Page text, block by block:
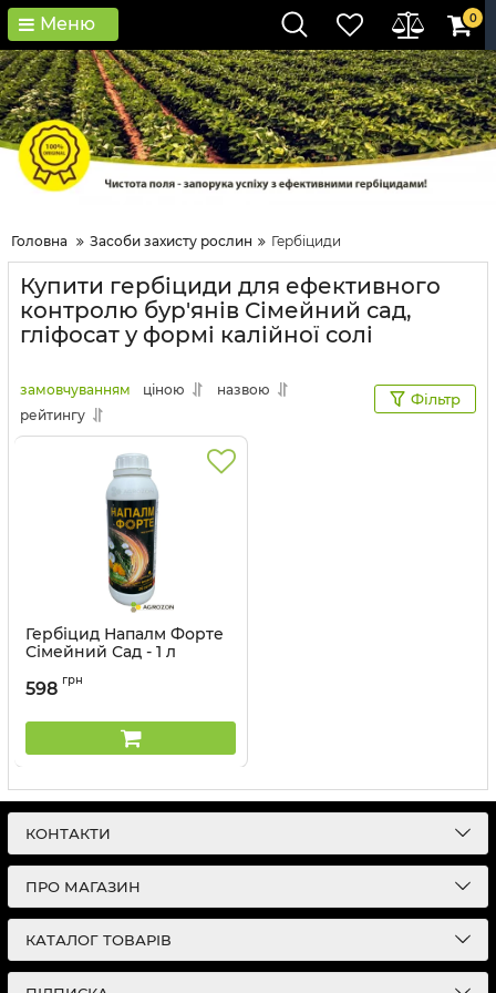
Меню 0
Головна Засоби захисту рослин Гербіциди
Купити гербіциди для ефективного
контролю бур'янів Сімейний сад,
гліфосат у формі калійної солі
замовчуванням ціною
назвою
рейтингу
Фільтр
Гербіцид Напалм Форте
Сімейний Сад - 1 л
598 грн
КОНТАКТИ
ПРО МАГАЗИН
КАТАЛОГ ТОВАРІВ